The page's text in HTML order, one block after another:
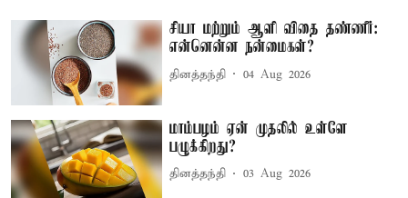
சியா மற்றும் ஆளி விதை தண்ணீர்:
என்னென்ன நன்மைகள்?
தினத்தந்தி 04 Aug 2026
மாம்பழம் ஏன் முதலில் உள்ளே
பழுக்கிறது?
தினத்தந்தி 03 Aug 2026